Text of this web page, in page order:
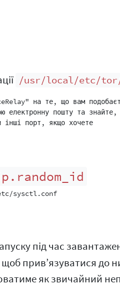
/usr/local/etc/
на те, що вам
пошту та знайте,
інші порт, якщо хочете
sysctl.conf
під час
прив’язуватися до
як звичайний